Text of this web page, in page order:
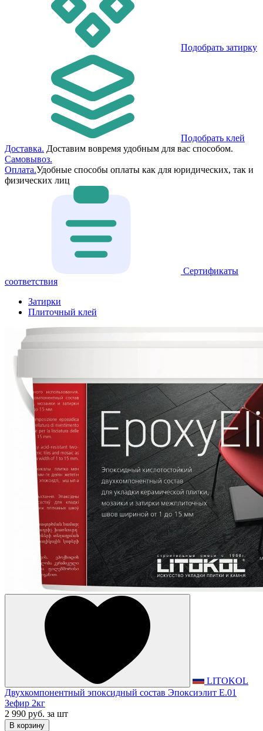
Подобрать затирку
Подобрать клей
Доставка. Доставим вовремя удобным для вас способом.
Самовывоз.
Оплата.Удобные способы оплаты как для юридических, так и
физических лиц
Сертификаты
соответствия
Затирки
Плиточный клей
LITOKOL
Двухкомпонентный эпоксидный состав Эпоксиэлит E.01
Зефир 2кг
2 990 руб. за шт
В корзину